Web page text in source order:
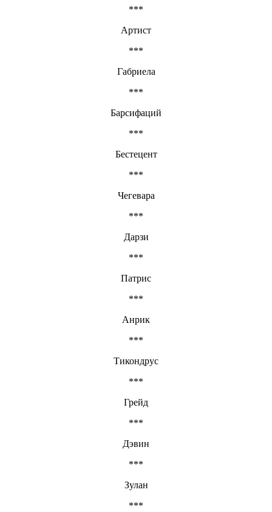
***
Артист
***
Габриела
***
Барсифаций
***
Бестецент
***
Чегевара
***
Дарзи
***
Патрис
***
Анрик
***
Тикондрус
***
Грейд
***
Дэвин
***
Зулан
***